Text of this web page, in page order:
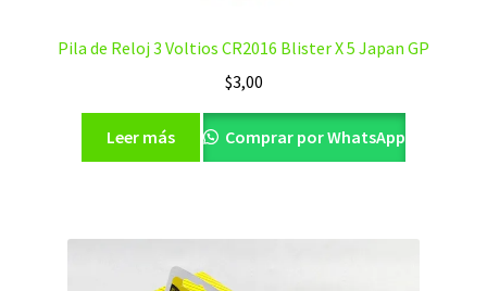
Pila de Reloj 3 Voltios CR2016 Blister X 5 Japan GP
$3,00
Leer más Comprar por WhatsApp